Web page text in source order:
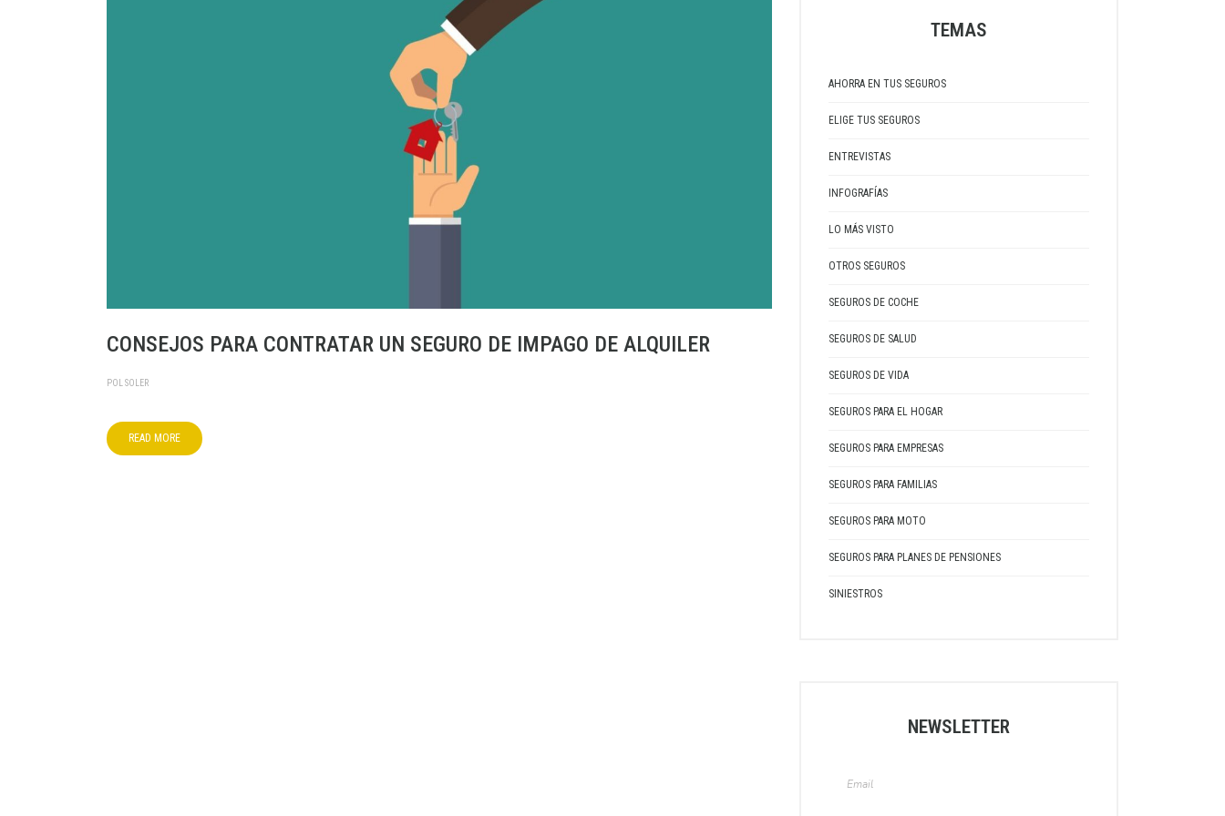
CONSEJOS PARA CONTRATAR UN SEGURO DE IMPAGO DE ALQUILER
POL SOLER
READ MORE
TEMAS
AHORRA EN TUS SEGUROS
ELIGE TUS SEGUROS
ENTREVISTAS
INFOGRAFÍAS
LO MÁS VISTO
OTROS SEGUROS
SEGUROS DE COCHE
SEGUROS DE SALUD
SEGUROS DE VIDA
SEGUROS PARA EL HOGAR
SEGUROS PARA EMPRESAS
SEGUROS PARA FAMILIAS
SEGUROS PARA MOTO
SEGUROS PARA PLANES DE PENSIONES
SINIESTROS
NEWSLETTER